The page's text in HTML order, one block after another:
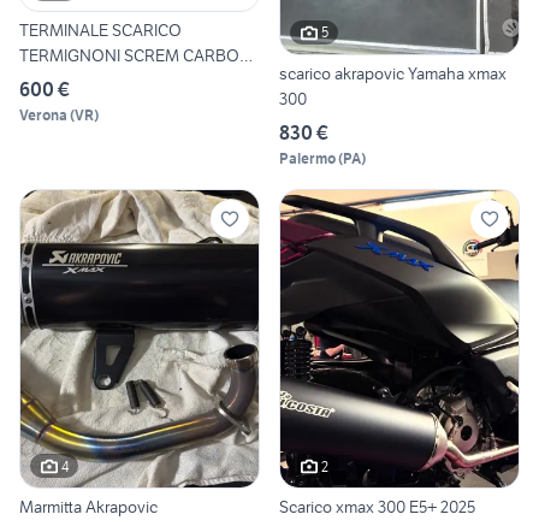
TERMINALE SCARICO
TERMIGNONI SCREM CARBON
YAMAHA X
600 €
Verona (VR)
5
scarico akrapovic Yamaha xmax
300
830 €
Palermo(PA)
4
Marmitta Akrapovic
2
Scarico xmax 300 E5+ 2025